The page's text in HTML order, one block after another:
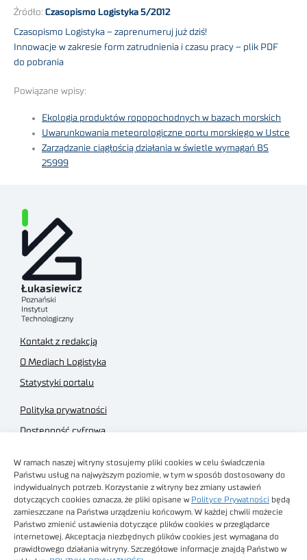
W ramach naszej witryny stosujemy pliki cookies w celu świadczenia
Państwu usług na najwyższym poziomie, w tym w sposób dostosowany do
indywidualnych potrzeb. Korzystanie z witryny bez zmiany ustawień
dotyczących cookies oznacza, że pliki opisane w Polityce Prywatności będą
zamieszczane na Państwa urządzeniu końcowym. W każdej chwili możecie
Państwo zmienić ustawienia dotyczące plików cookies w przeglądarce
internetowej. Akceptacja niezbędnych plików cookies jest wymagana do
prawidłowego działania witryny. Szczegółowe informacje znajdą Państwo w
Źródło: Czasopismo Logistyka 5/2012
Czasopismo Logistyka – zaprenumeruj już dziś!
Innowacje w zakresie form zatrudnienia i czasu pracy – plik PDF
do pobrania
Powiązane wpisy:
Ekologia produktów ropopochodnych w bazach morskich
Uwarunkowania meteorologiczne portu morskiego w Ustce
Zarządzanie ciągłością działania w świetle wymagań BS
25999
Kontakt z redakcją
O Mediach Logistyka
Statystyki portalu
Polityka prywatności
Dostępność cyfrowa
Regulamin sklepu
Obrazy stockowe